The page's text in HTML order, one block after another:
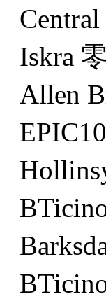
Iskra
Allen